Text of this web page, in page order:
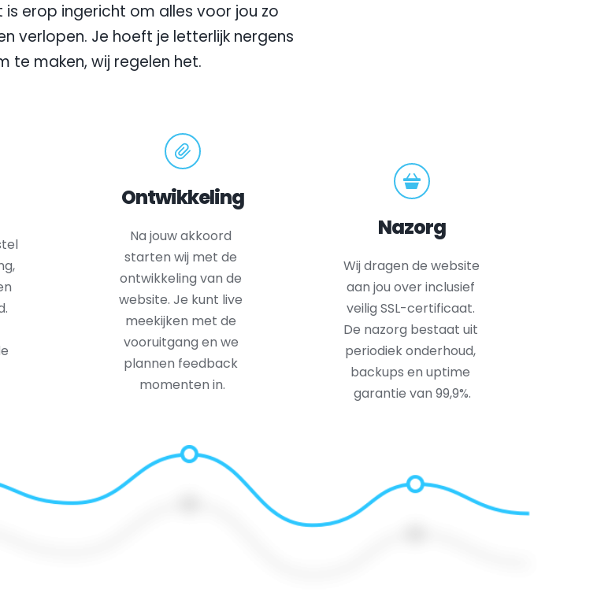
is erop ingericht om alles voor jou zo
verlopen. Je hoeft je letterlijk nergens
te maken, wij regelen het.
Ontwikkeling
Na jouw akkoord
starten wij met de
ontwikkeling van de
website. Je kunt live
meekijken met de
vooruitgang en we
plannen feedback
momenten in.
Nazorg
Wij dragen de website
aan jou over inclusief
veilig SSL-certificaat.
De nazorg bestaat uit
periodiek onderhoud,
backups en uptime
garantie van 99,9%.